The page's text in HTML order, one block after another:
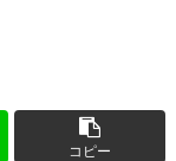
コピー